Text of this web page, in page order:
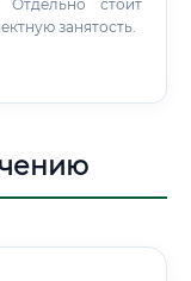
Отдельно стоит
занятость.